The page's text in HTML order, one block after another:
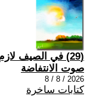
(29) في الصيف لازم نتحارب
صوت الانتفاضة
2026 / 8 / 8
كتابات ساخرة